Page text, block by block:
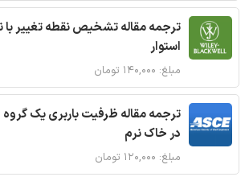
ترجمه مقاله تشخیص نقطه تغییر با
استوار
مبلغ: ۱۴۰,۰۰۰ تومان
ترجمه مقاله ظرفیت باربری یک
در خاک نرم
مبلغ: ۱۲۰,۰۰۰ تومان